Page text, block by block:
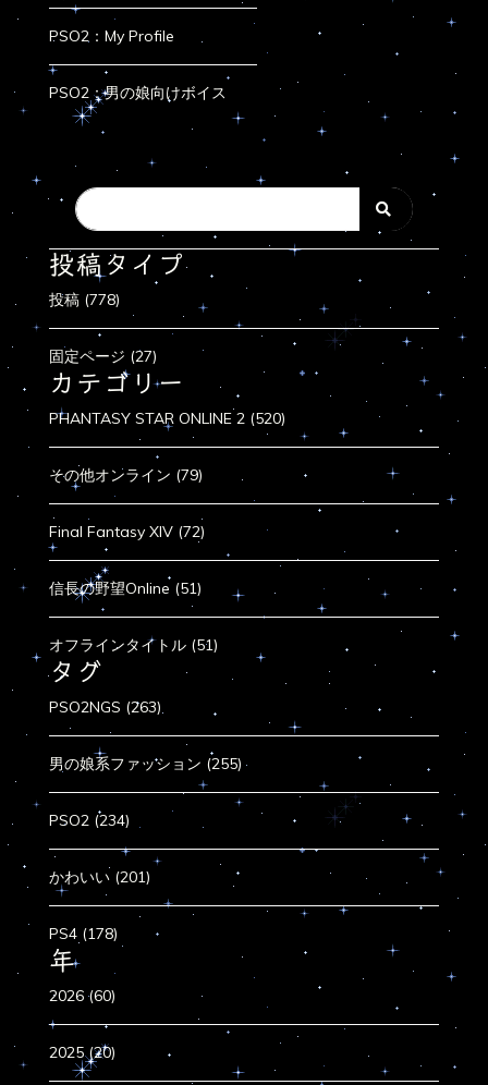
PSO2：My Profile
PSO2：男の娘向けボイス
投稿タイプ
投稿 (778)
固定ページ (27)
カテゴリー
PHANTASY STAR ONLINE 2 (520)
その他オンライン (79)
Final Fantasy XIV (72)
信長の野望Online (51)
オフラインタイトル (51)
タグ
PSO2NGS (263)
男の娘系ファッション (255)
PSO2 (234)
かわいい (201)
PS4 (178)
年
2026 (60)
2025 (20)